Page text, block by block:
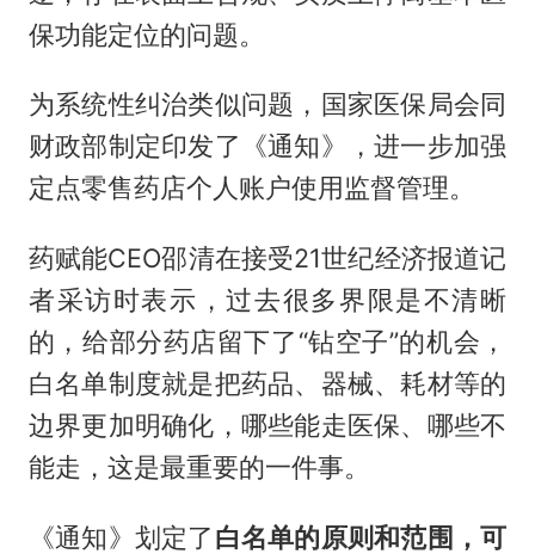
保功能定位的问题。
为系统性纠治类似问题，国家医保局会同
财政部制定印发了《通知》，进一步加强
定点零售药店个人账户使用监督管理。
药赋能CEO邵清在接受21世纪经济报道记
者采访时表示，过去很多界限是不清晰
的，给部分药店留下了“钻空子”的机会，
白名单制度就是把药品、器械、耗材等的
边界更加明确化，哪些能走医保、哪些不
能走，这是最重要的一件事。
《通知》划定了白名单的原则和范围，可